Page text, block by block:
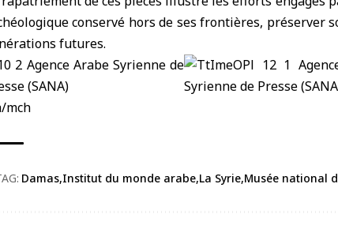
conservé hors de ses frontières,
futures.
mch
Damas Institut du monde arabe La Syrie Musée national